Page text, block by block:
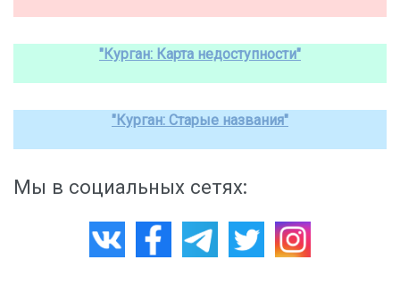
"Курган: Карта недоступности"
"Курган: Старые названия"
Мы в социальных сетях: